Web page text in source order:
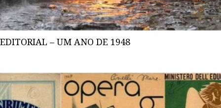
EDITORIAL – UM ANO DE 1948